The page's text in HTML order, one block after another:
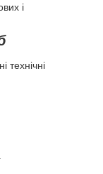
і
технічні